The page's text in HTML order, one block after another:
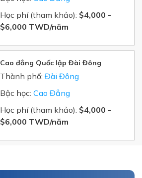
Học phí (tham khảo): $4,000 -
$6,000 TWD/năm
Cao đẳng Quốc lập Đài Đông
Thành phố: Đài Đông
Bậc học: Cao Đẳng
Học phí (tham khảo): $4,000 -
$6,000 TWD/năm